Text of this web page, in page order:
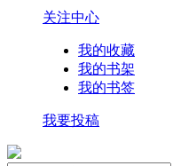
关注中心
我的收藏
我的书架
我的书签
我要投稿